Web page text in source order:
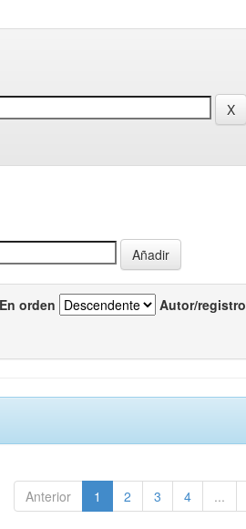
En orden Autor/registro
Anterior 1 2 3 4 ...